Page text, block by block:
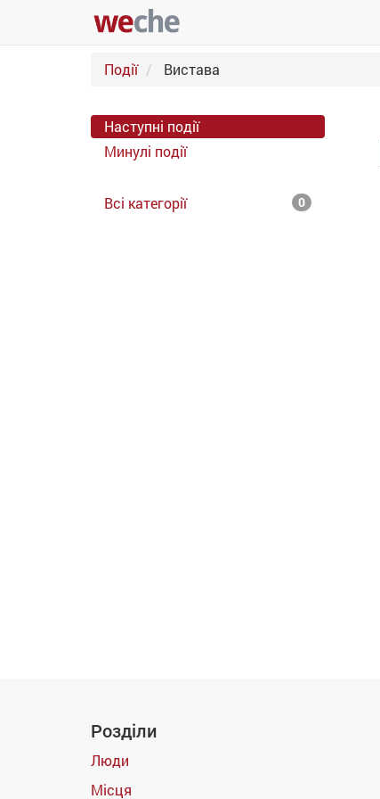
Події Вистава
Наступні події
Минулі події
Всі категорії 0
Розділи
Люди
Місця